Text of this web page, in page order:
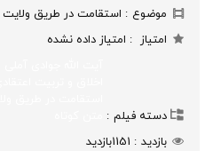
موضوع
استقامت در طریق ولایت
امتیاز
امتیاز داده نشده
دسته فیلم
بازدید
1151بازدید